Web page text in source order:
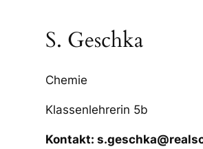
S. Geschka
Chemie
Klassenlehrerin 5b
Kontakt: